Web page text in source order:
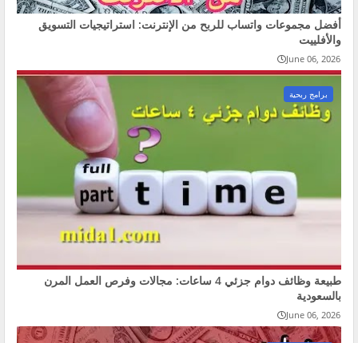
أفضل مجموعات واتساب للربح من الإنترنت: استراتيجيات التسويق
والأفلييت
June 06, 2026
برامج ربحية
طبيعة وظائف دوام جزئي 4 ساعات: مجالات وفرص العمل المرن
بالسعودية
June 06, 2026